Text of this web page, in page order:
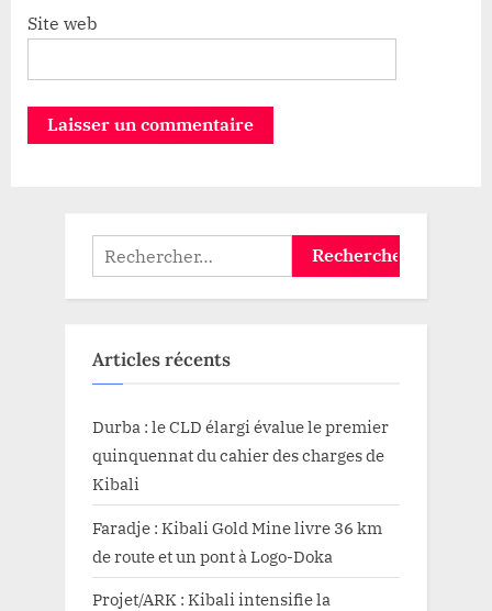
Site web
Rechercher :
Articles récents
Durba : le CLD élargi évalue le premier
quinquennat du cahier des charges de
Kibali
Faradje : Kibali Gold Mine livre 36 km
de route et un pont à Logo-Doka
Projet/ARK : Kibali intensifie la